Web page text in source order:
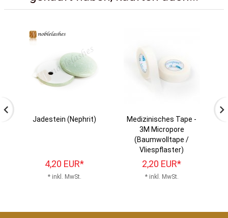
Jadestein (Nephrit)
4,20 EUR*
* inkl. MwSt.
Medizinisches Tape -
3M Micropore
(Baumwolltape /
Vliespflaster)
2,20 EUR*
* inkl. MwSt.